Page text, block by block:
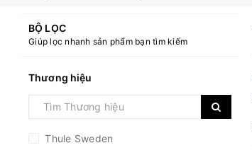
BỘ LỌC
Giúp lọc nhanh sản phẩm bạn tìm kiếm
Thương hiệu
Thule Sweden